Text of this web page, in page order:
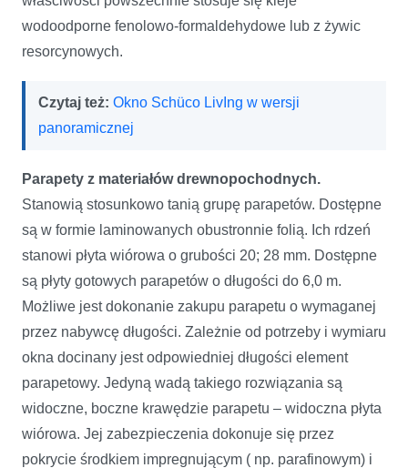
wodoodporne fenolowo-formaldehydowe lub z żywic
resorcynowych.
Czytaj też: Okno Schüco LivIng w wersji
panoramicznej
Parapety z materiałów drewnopochodnych.
Stanowią stosunkowo tanią grupę parapetów. Dostępne
są w formie laminowanych obustronnie folią. Ich rdzeń
stanowi płyta wiórowa o grubości 20; 28 mm. Dostępne
są płyty gotowych parapetów o długości do 6,0 m.
Możliwe jest dokonanie zakupu parapetu o wymaganej
przez nabywcę długości. Zależnie od potrzeby i wymiaru
okna docinany jest odpowiedniej długości element
parapetowy. Jedyną wadą takiego rozwiązania są
widoczne, boczne krawędzie parapetu – widoczna płyta
wiórowa. Jej zabezpieczenia dokonuje się przez
pokrycie środkiem impregnującym ( np. parafinowym) i